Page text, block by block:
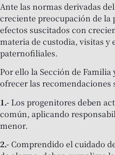
Ante las normas derivadas
creciente preocupación de la
efectos suscitados con
materia de custodia, visitas y
paternofiliales.
Por ello la Sección de
ofrecer las recomendaciones
1.- Los progenitores deben
común, aplicando
menor.
2.- Comprendido el cuidado